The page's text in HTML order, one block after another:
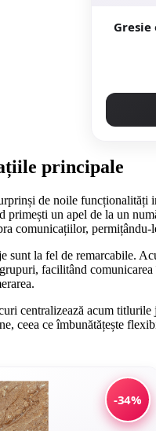
Gresie
principale
de noile funcționalități
primești un apel de la un
comunicațiilor, permițându-
sunt la fel de remarcabile.
facilitând
centralizează acum
ceea ce îmbunătățește
-34%